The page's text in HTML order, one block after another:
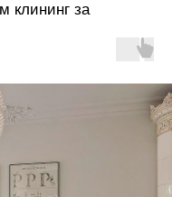
клининг за